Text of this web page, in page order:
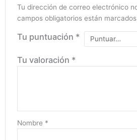
Tu dirección de correo electrónico
campos obligatorios están
Tu puntuación *
Tu valoración *
Nombre *